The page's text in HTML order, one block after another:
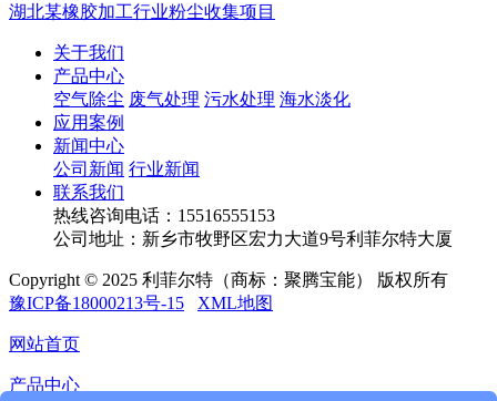
湖北某橡胶加工行业粉尘收集项目
关于我们
产品中心
空气除尘 废气处理 污水处理 海水淡化
应用案例
新闻中心
公司新闻 行业新闻
联系我们
热线咨询电话： 15516555153
公司地址：新乡市牧野区宏力大道9号利菲尔特大厦
Copyright © 2025 利菲尔特（商标：聚腾宝能） 版权所有
豫ICP备18000213号-15
XML地图
网站首页
产品中心